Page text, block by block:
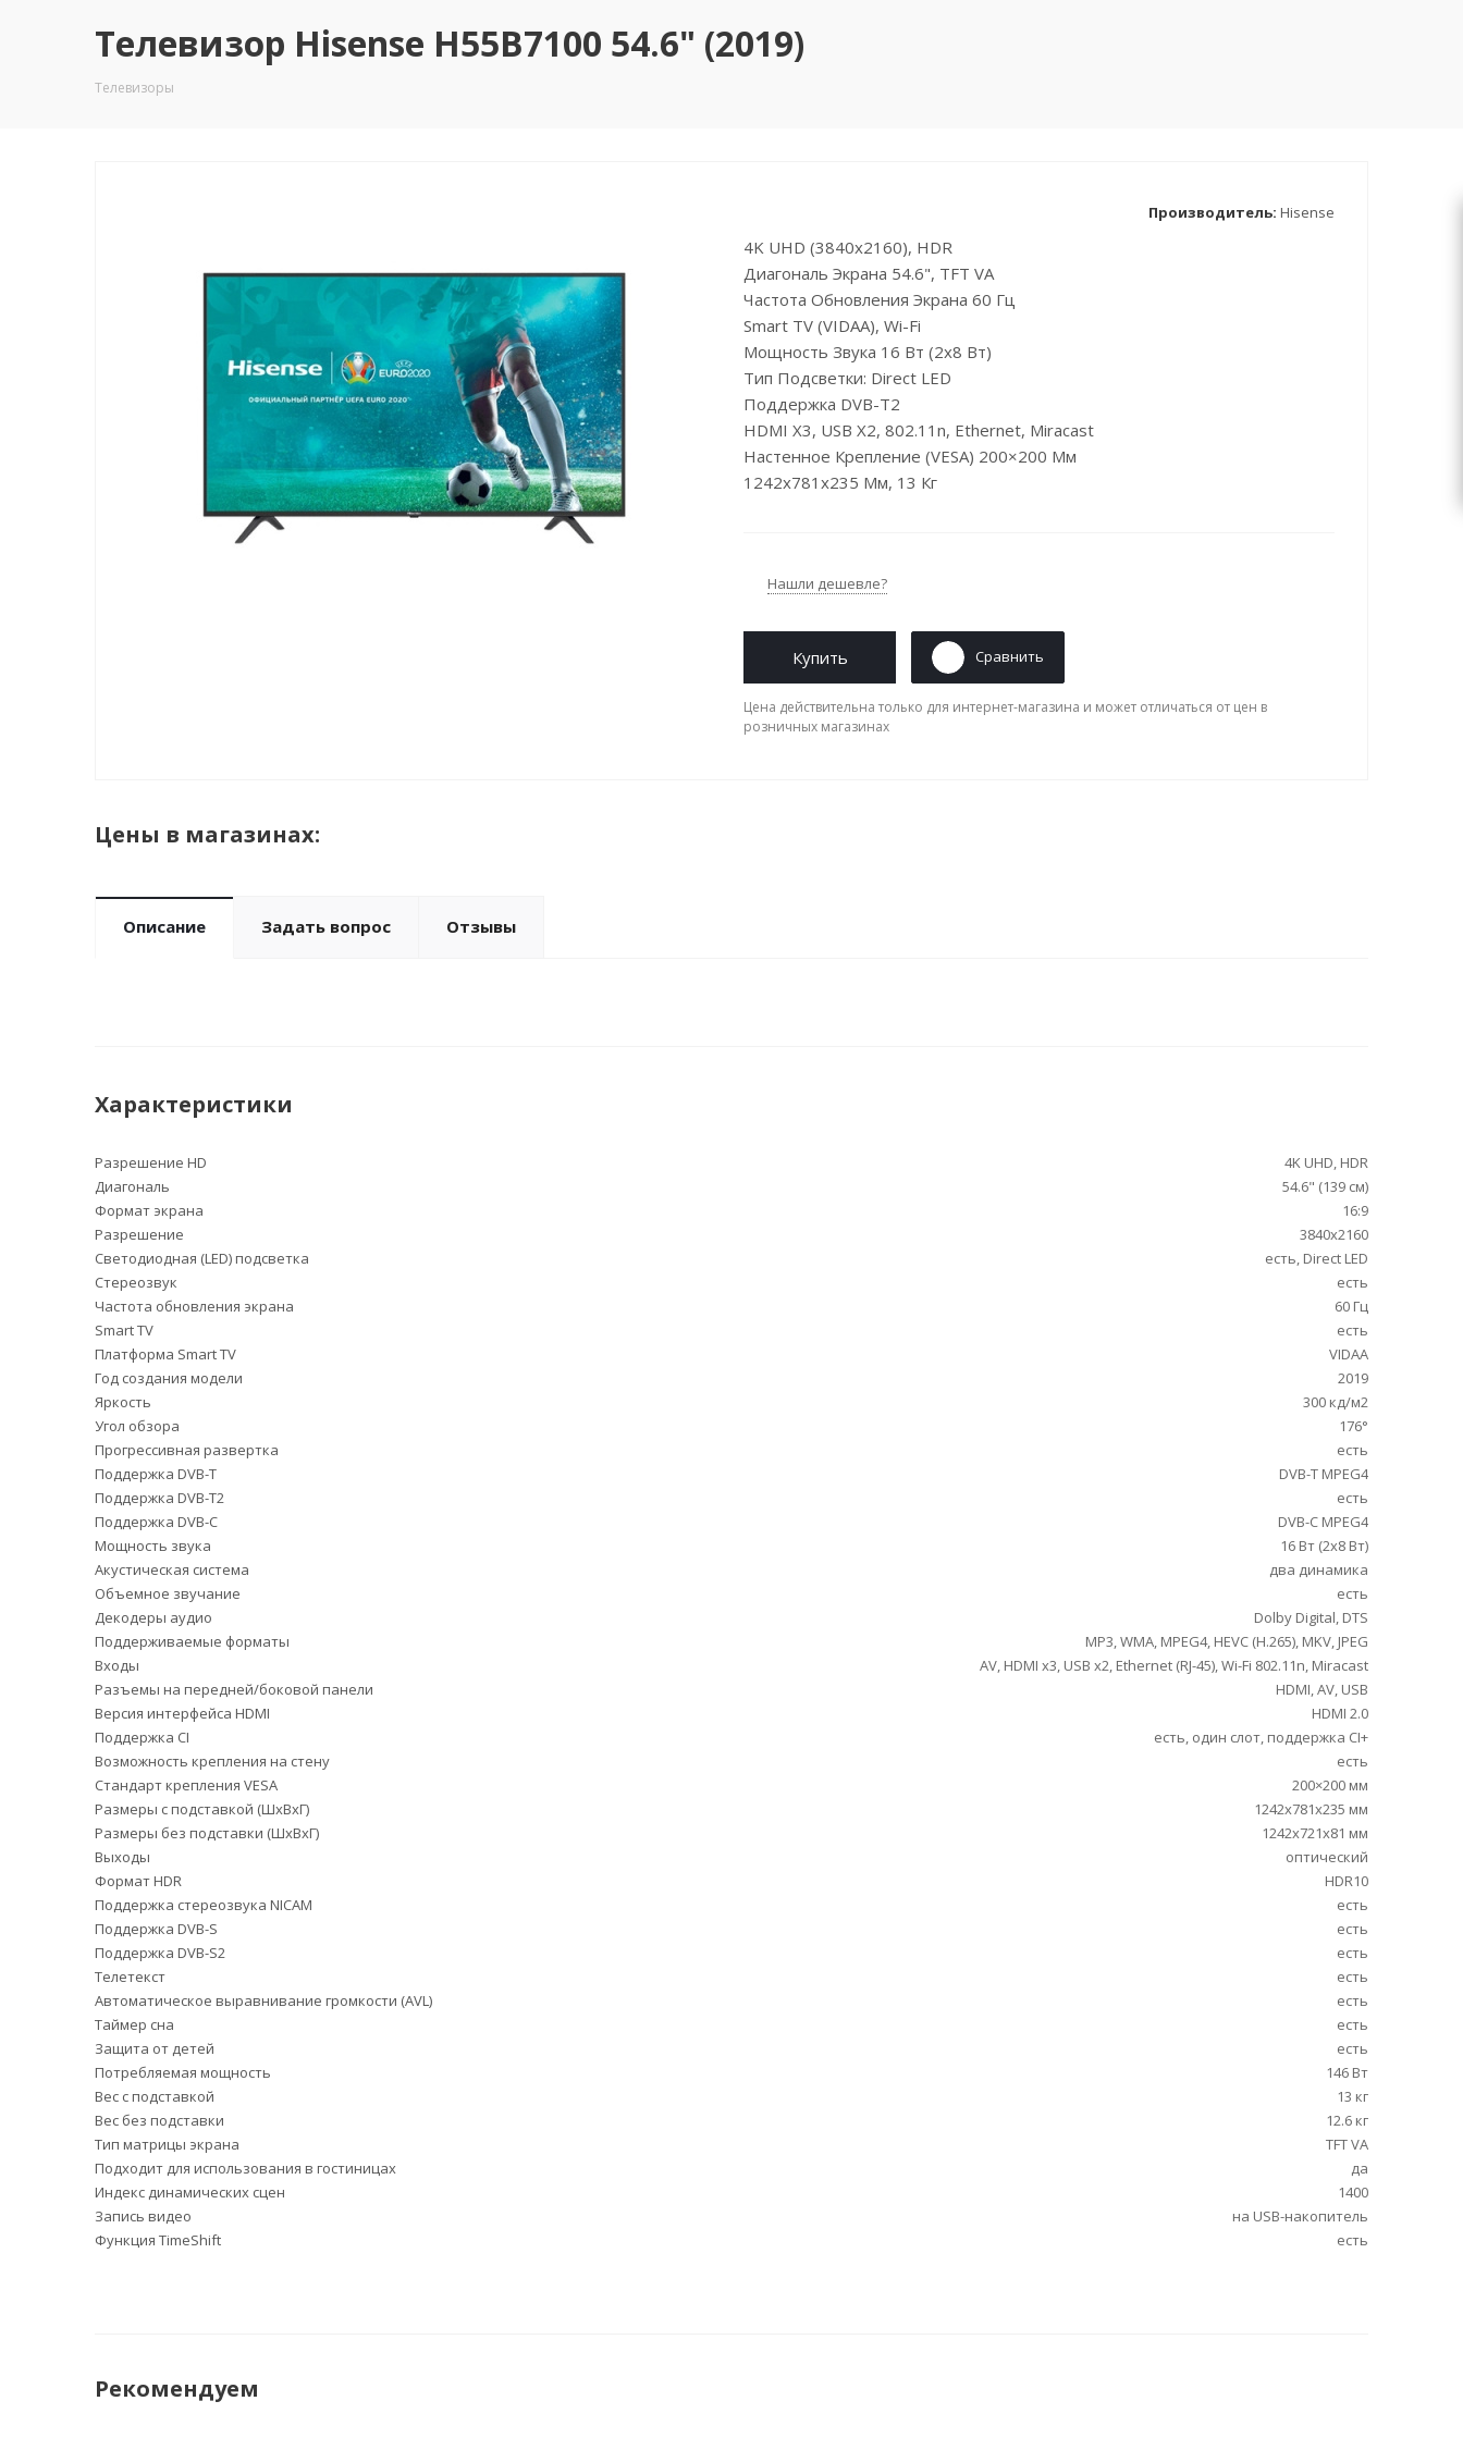
Телевизор Hisense H55B7100 54.6" (2019)
Телевизоры
Производитель: Hisense
4K UHD (3840x2160), HDR
Диагональ Экрана 54.6", TFT VA
Частота Обновления Экрана 60 Гц
Smart TV (VIDAA), Wi-Fi
Мощность Звука 16 Вт (2х8 Вт)
Тип Подсветки: Direct LED
Поддержка DVB-T2
HDMI X3, USB X2, 802.11n, Ethernet, Miracast
Настенное Крепление (VESA) 200×200 Мм
1242x781x235 Мм, 13 Кг
Нашли дешевле?
Купить Сравнить
Цена действительна только для интернет-магазина и может отличаться от цен в
розничных магазинах
Цены в магазинах:
Описание Задать вопрос Отзывы
Характеристики
Разрешение HD
4K UHD, HDR
Диагональ
54.6" (139 см)
Формат экрана
16:9
Разрешение
3840x2160
Светодиодная (LED) подсветка
есть, Direct LED
Стереозвук
есть
Частота обновления экрана
60 Гц
Smart TV
есть
Платформа Smart TV
VIDAA
Год создания модели
2019
Яркость
300 кд/м2
Угол обзора
176°
Прогрессивная развертка
есть
Поддержка DVB-T
DVB-T MPEG4
Поддержка DVB-T2
есть
Поддержка DVB-C
DVB-C MPEG4
Мощность звука
16 Вт (2х8 Вт)
Акустическая система
два динамика
Объемное звучание
есть
Декодеры аудио
Dolby Digital, DTS
Поддерживаемые форматы
MP3, WMA, MPEG4, HEVC (H.265), MKV, JPEG
Входы
AV, HDMI x3, USB x2, Ethernet (RJ-45), Wi-Fi 802.11n, Miracast
Разъемы на передней/боковой панели
HDMI, AV, USB
Версия интерфейса HDMI
HDMI 2.0
Поддержка CI
есть, один слот, поддержка CI+
Возможность крепления на стену
есть
Стандарт крепления VESA
200×200 мм
Размеры с подставкой (ШxВxГ)
1242x781x235 мм
Размеры без подставки (ШxВxГ)
1242x721x81 мм
Выходы
оптический
Формат HDR
HDR10
Поддержка стереозвука NICAM
есть
Поддержка DVB-S
есть
Поддержка DVB-S2
есть
Телетекст
есть
Автоматическое выравнивание громкости (AVL)
есть
Таймер сна
есть
Защита от детей
есть
Потребляемая мощность
146 Вт
Вес с подставкой
13 кг
Вес без подставки
12.6 кг
Тип матрицы экрана
TFT VA
Подходит для использования в гостиницах
да
Индекс динамических сцен
1400
Запись видео
на USB-накопитель
Функция TimeShift
есть
Рекомендуем